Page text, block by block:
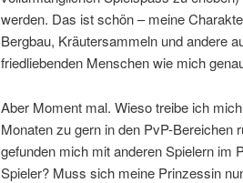
werden. Das ist schön – meine
Bergbau, Kräutersammeln und andere
friedliebenden Menschen wie mich
Aber Moment mal. Wieso treibe ich
Monaten zu gern in den PvP-Bereichen
gefunden mich mit anderen Spielern im
Spieler? Muss sich meine Prinzessin